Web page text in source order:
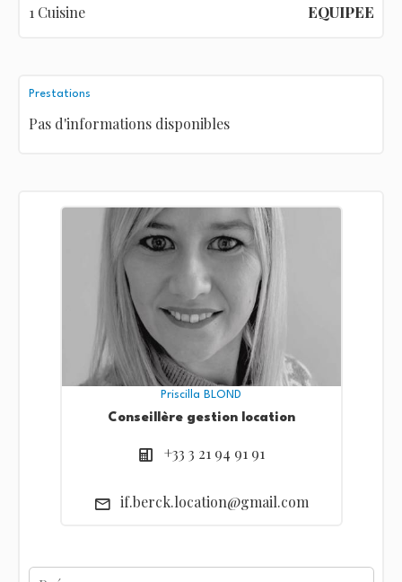
1 Cuisine
EQUIPEE
Prestations
Pas d'informations disponibles
Priscilla BLOND
Conseillère gestion location
+33 3 21 94 91 91
if.berck.location@gmail.com